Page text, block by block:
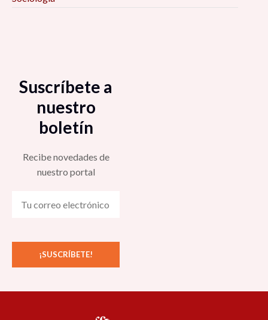
Suscríbete a
nuestro
boletín
Recibe novedades de
nuestro portal